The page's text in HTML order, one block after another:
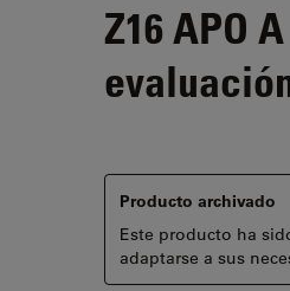
Z16 APO A
Producto archivado
Este producto ha
adaptarse a sus